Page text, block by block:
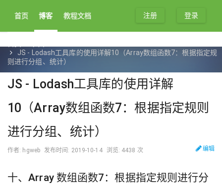
首页 博客 教程文档 登录
注册
JS - Lodash工具库的使用详解10（Array数组函数7：根据指定规
则进行分组、统计）
JS - Lodash工具库的使用详解
10（Array数组函数7：根据指定规则
进行分组、统计）
作者: hgweb 发布时间: 2019-10-14 浏览: 4438 次 编辑
十、Array 数组函数7：根据指定规则进行分